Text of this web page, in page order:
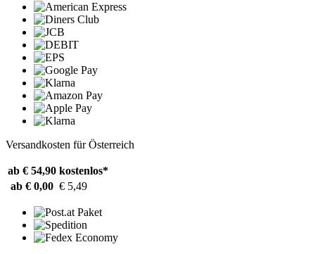
Versandkosten für Österreich
ab € 54,90 kostenlos*
ab € 0,00 € 5,49